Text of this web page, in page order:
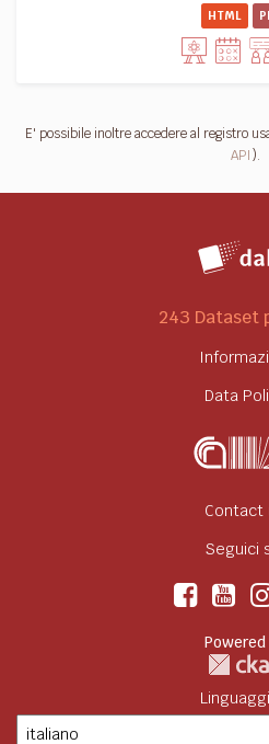
HTML
E' possibile inoltre accedere al registro
API).
243 Dataset
Data
Contact
Seguici